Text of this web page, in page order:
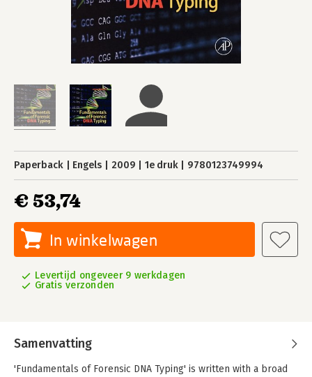
Paperback Engels 2009 1e druk 9780123749994
€ 53,74
In winkelwagen
Levertijd ongeveer 9 werkdagen
Gratis verzonden
Samenvatting
'Fundamentals of Forensic DNA Typing' is written with a broad